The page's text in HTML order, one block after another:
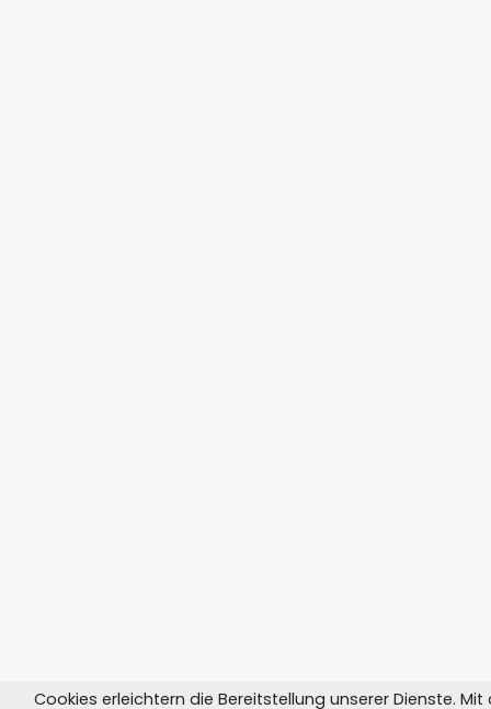
Cookies erleichtern die Bereitstellung unserer Dienste. Mit